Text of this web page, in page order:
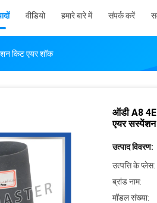
वीडियो हमारे बारे में संपर्क करें
किट एयर शॉक
ऑडी A8
एयर
उत्पाद विवरण:
उत्पत्ति के प्लेस:
ब्रांड नाम:
मॉडल संख्या: